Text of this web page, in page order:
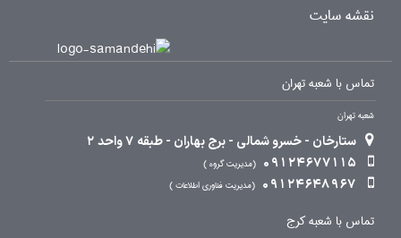
نقشه سایت
تماس با شعبه تهران
شعبه تهران
ستارخان - خسرو شمالی - برج بهاران - طبقه 7 واحد 2
09124677115
مدیریت گروه
09124648967 مدیریت فناوری اطلاعات
تماس با شعبه کرج